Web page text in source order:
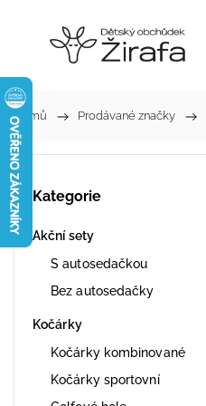
Domů / Prodávané značky /
Kategorie
Akční sety
S autosedačkou
Bez autosedačky
Kočárky
Kočárky kombinované
Kočárky sportovní